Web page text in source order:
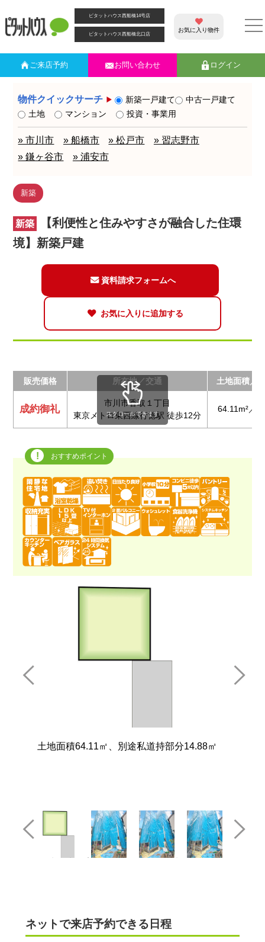
ピタットハウス西船橋14号店
ピタットハウス西船橋北口店
お気に入り物件
ご来店予約 お問い合わせ ログイン
物件クイックサーチ 新築一戸建て
中古一戸建て
土地
マンション 投資・事業用
» 市川市 » 船橋市 » 松戸市
» 習志野市
» 鎌ヶ谷市
» 浦安市
新築
新築
【利便性と住みやすさが融合した住環
境】新築戸建
資料請求フォームへ
お気に入りに追加する
販売価格 所在地／交通 土地面積／
成約御礼
市川市香取１丁目
東京メトロ東西線行徳駅 徒歩12分
64.11m²／
スクロールできます
おすすめポイント
東西線「行徳」駅徒歩12分です。
ネットで来店予約できる日程